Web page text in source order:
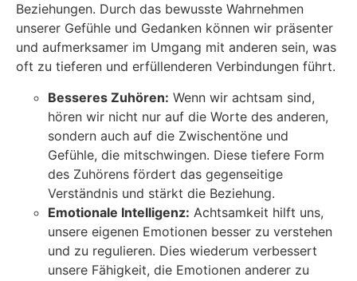
Beziehungen. Durch das bewusste Wahrnehmen
unserer Gefühle und Gedanken können wir präsenter
und aufmerksamer im Umgang mit anderen sein, was
oft zu tieferen und erfüllenderen Verbindungen führt.
Besseres Zuhören: Wenn wir achtsam sind,
hören wir nicht nur auf die Worte des anderen,
sondern auch auf die Zwischentöne und
Gefühle, die mitschwingen. Diese tiefere Form
des Zuhörens fördert das gegenseitige
Verständnis und stärkt die Beziehung.
Emotionale Intelligenz: Achtsamkeit hilft uns,
unsere eigenen Emotionen besser zu verstehen
und zu regulieren. Dies wiederum verbessert
unsere Fähigkeit, die Emotionen anderer zu